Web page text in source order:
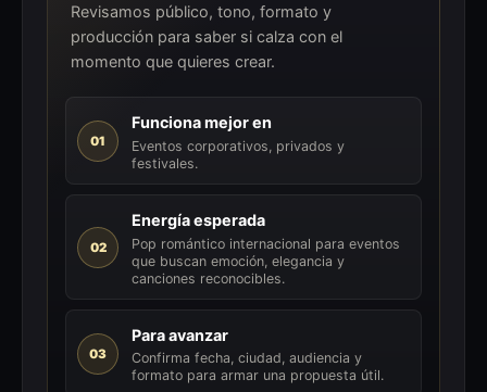
Revisamos público, tono, formato y
producción para saber si calza con el
momento que quieres crear.
01
Funciona mejor en
Eventos corporativos, privados y
festivales.
02
Energía esperada
Pop romántico internacional para eventos
que buscan emoción, elegancia y
canciones reconocibles.
03
Para avanzar
Confirma fecha, ciudad, audiencia y
formato para armar una propuesta útil.